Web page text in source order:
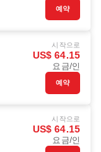
예약
시작으로
US$ 64.15
요금/인
예약
시작으로
US$ 64.15
요금/인